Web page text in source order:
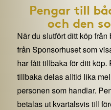
Pengar till
och den
När du slutfört ditt köp
från Sponsorhuset som
har fått tillbaka för ditt
tillbaka delas alltid lika
personen som handlar.
betalas ut kvartalsvis till